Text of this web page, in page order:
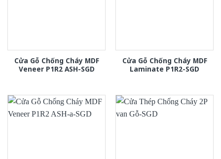
Cửa Gỗ Chống Cháy MDF
Veneer P1R2 ASH-SGD
Cửa Gỗ Chống Cháy MDF
Laminate P1R2-SGD